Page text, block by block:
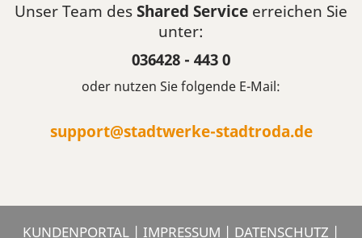
Unser Team des Shared Service erreichen Sie
unter:
036428 - 443 0
oder nutzen Sie folgende E-Mail:
support@stadtwerke-stadtroda.de
KUNDENPORTAL | IMPRESSUM | DATENSCHUTZ |